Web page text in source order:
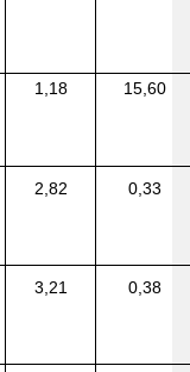
1,18 15,60
2,82 0,33
3,21 0,38